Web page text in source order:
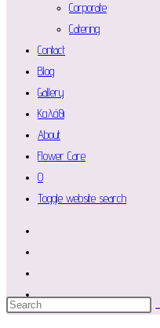
Corporate
Catering
Contact
Blog
Gallery
Καλάθι
About
Flower Care
0
Toggle website search